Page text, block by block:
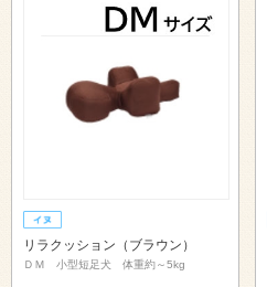
リラクッション（ブラウン）
ＤＭ 小型短足犬 体重約～5kg